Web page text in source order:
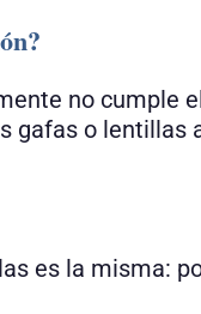
no cumple
gafas o lentillas
es la misma: